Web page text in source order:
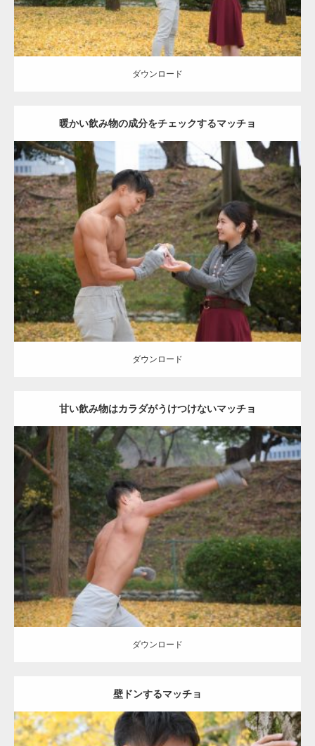
ダウンロード
暖かい飲み物の成分をチェックするマッチョ
Update:2021.07.8
Category:公園のマッチョ その他 AKIHITO(細マッチョ) 上腕三頭筋
肩
ダウンロード
ダウンロード
甘い飲み物はカラダがうけつけないマッチョ
Update:2021.07.8
Category: 公園のマッチョ その他 AKIHITO(細マッチョ) 背中
ダウンロード
ダウンロード
壁ドンするマッチョ